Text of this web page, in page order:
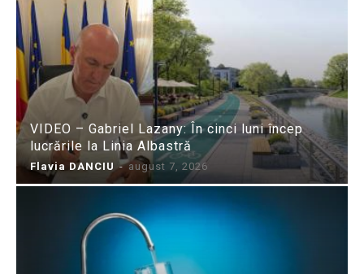
VIDEO – Gabriel Lazany: În cinci luni încep
lucrările la Linia Albastră
Flavia DANCIU - august 7, 2026